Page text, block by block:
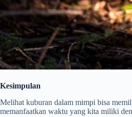
Kesimpulan
Melihat kuburan dalam mimpi bisa
memanfaatkan waktu yang kita miliki